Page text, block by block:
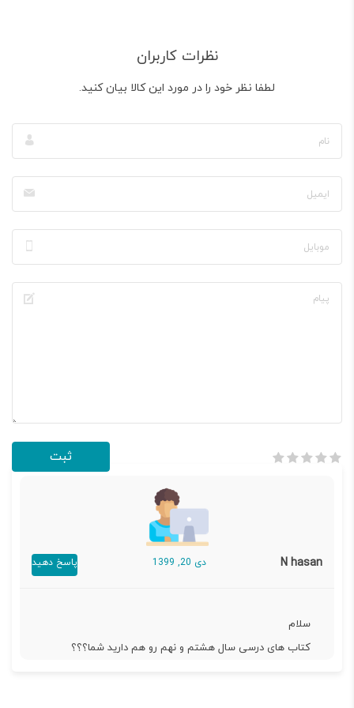
نظرات کاربران
لطفا نظر خود را در مورد این کالا بیان کنید.
N hasan دی 20, 1399 پاسخ دهید
سلام
کتاب های درسی سال هشتم و نهم رو هم دارید شما؟؟؟